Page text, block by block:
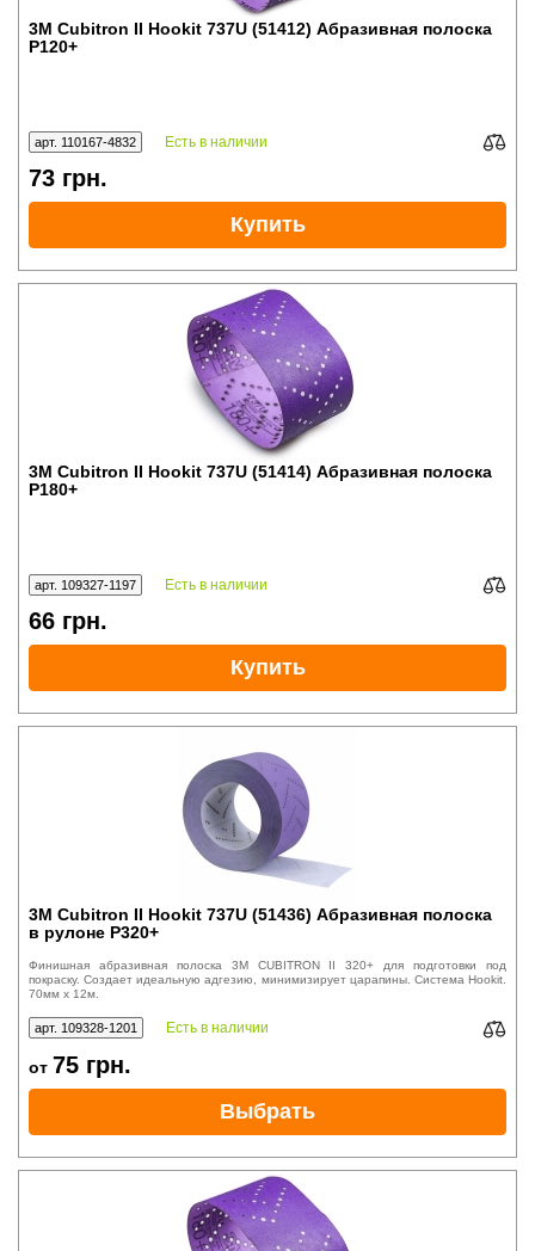
3M Cubitron II Hookit 737U (51412) Абразивная полоска
P120+
арт. 110167-4832 Есть в наличии
73 грн.
Купить
3M Cubitron II Hookit 737U (51414) Абразивная полоска
P180+
арт. 109327-1197 Есть в наличии
66 грн.
Купить
3M Cubitron II Hookit 737U (51436) Абразивная полоска
в рулоне P320+
Финишная абразивная полоска 3M CUBITRON II 320+ для подготовки под
покраску. Создает идеальную адгезию, минимизирует царапины. Система Hookit.
70мм x 12м.
арт. 109328-1201 Есть в наличии
от 75 грн.
Выбрать